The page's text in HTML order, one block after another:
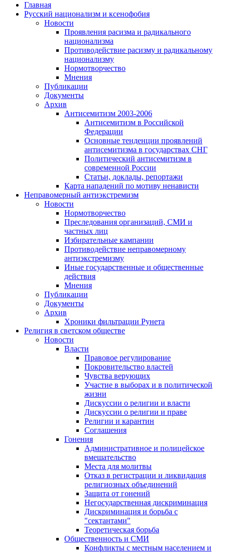
Главная
Русский национализм и ксенофобия
Новости
Проявления расизма и радикального
национализма
Противодействие расизму и радикальному
национализму
Нормотворчество
Мнения
Публикации
Документы
Архив
Антисемитизм 2003-2006
Антисемитизм в Российской
Федерации
Основные тенденции проявлений
антисемитизма в государствах СНГ
Политический антисемитизм в
современной России
Статьи, доклады, репортажи
Карта нападений по мотиву ненависти
Неправомерный антиэкстремизм
Новости
Нормотворчество
Преследования организаций, СМИ и
частных лиц
Избирательные кампании
Противодействие неправомерному
антиэкстремизму
Иные государственные и общественные
действия
Мнения
Публикации
Документы
Архив
Хроники фильтрации Рунета
Религия в светском обществе
Новости
Власти
Правовое регулирование
Покровительство властей
Чувства верующих
Участие в выборах и в политической
жизни
Дискуссии о религии и власти
Дискуссии о религии и праве
Религии и карантин
Соглашения
Гонения
Административное и полицейское
вмешательство
Места для молитвы
Отказ в регистрации и ликвидация
религиозных объединений
Защита от гонений
Негосударственная дискриминация
Дискриминация и борьба с
"сектантами"
Теоретическая борьба
Общественность и СМИ
Конфликты с местным населением и